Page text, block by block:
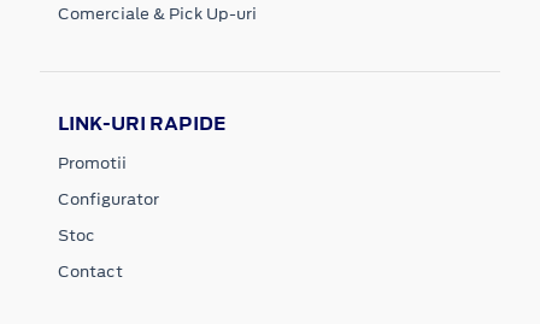
Comerciale & Pick Up-uri
LINK-URI RAPIDE
Promotii
Configurator
Stoc
Contact